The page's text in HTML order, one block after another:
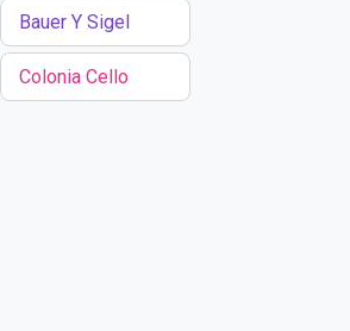
Bauer Y Sigel
Colonia Cello